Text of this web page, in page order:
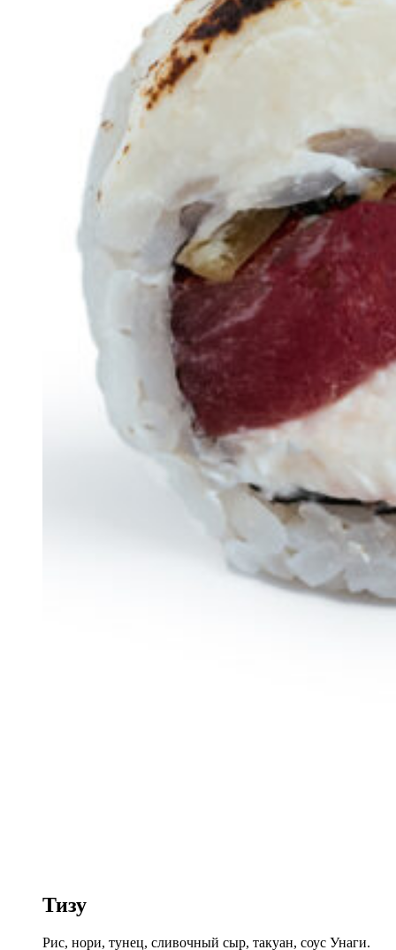
Тизу
Рис, нори, тунец, сливочный сыр, такуан, соус Унаги.